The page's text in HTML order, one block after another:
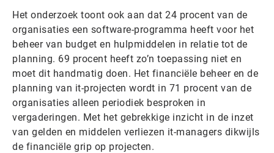
Het onderzoek toont ook aan dat 24 procent van de
organisaties een software-programma heeft voor het
beheer van budget en hulpmiddelen in relatie tot de
planning. 69 procent heeft zo’n toepassing niet en
moet dit handmatig doen. Het financiële beheer en de
planning van it-projecten wordt in 71 procent van de
organisaties alleen periodiek besproken in
vergaderingen. Met het gebrekkige inzicht in de inzet
van gelden en middelen verliezen it-managers dikwijls
de financiële grip op projecten.